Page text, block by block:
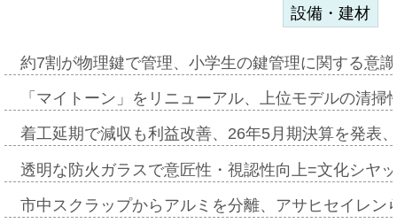
設備・建材
約7割が物理鍵で管理、小学生の鍵管理に関する意
「マイトーン」をリニューアル、上位モデルの清
着工延期で減収も利益改善、26年5月期決算を発表
透明な防火ガラスで意匠性・視認性向上=文化シヤ
市中スクラップからアルミを分離、アサヒセイレ